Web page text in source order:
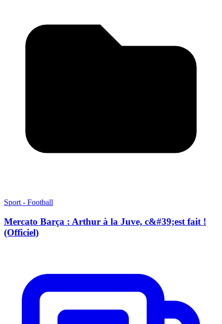
Sport - Football
Mercato Barça : Arthur à la Juve, c&#39;est fait !
(Officiel)